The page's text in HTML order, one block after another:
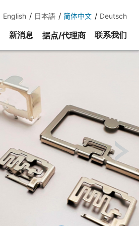
English 日本語 简体中文 Deutsch
新消息 据点/代理商 联系我们